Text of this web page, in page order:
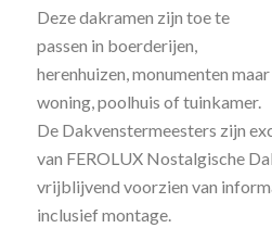
Deze dakramen zijn toe te
passen in boerderijen,
herenhuizen, monumenten
woning, poolhuis of tuinkamer.
De Dakvenstermeesters zijn
van FEROLUX Nostalgische
vrijblijvend voorzien van
inclusief montage.